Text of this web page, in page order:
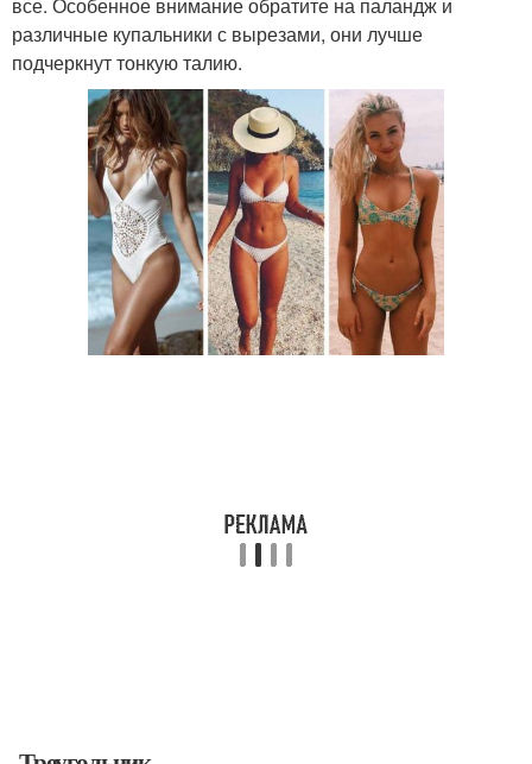
различные купальники с вырезами, они лучше
подчеркнут тонкую талию.